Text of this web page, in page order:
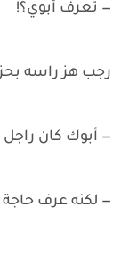
— تعرف أبوي؟!
رجب هز راسه
— أبوك كان
— لكنه عرف